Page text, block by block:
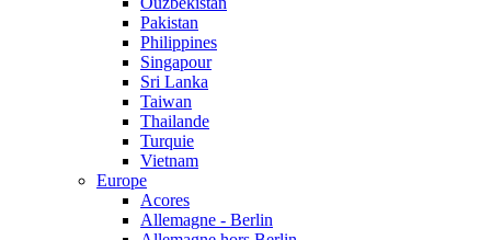
Pakistan
Philippines
Singapour
Sri Lanka
Taiwan
Thailande
Turquie
Vietnam
Europe
Acores
Allemagne - Berlin